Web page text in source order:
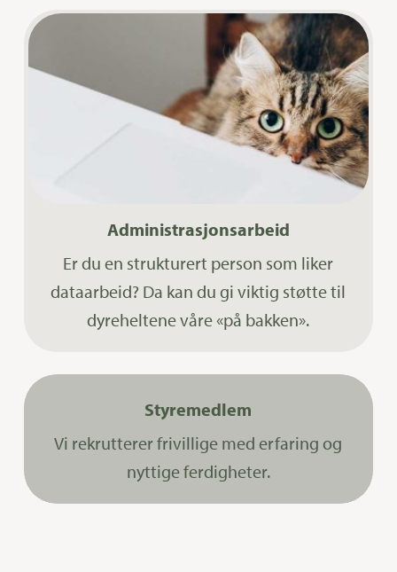
Administrasjonsarbeid
Er du en strukturert person som liker
dataarbeid? Da kan du gi viktig støtte til
dyreheltene våre «på bakken».
Styremedlem
Vi rekrutterer frivillige med erfaring og
nyttige ferdigheter.